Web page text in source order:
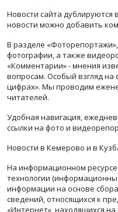
Новости сайта дублируются
новости можно добавить
В разделе
фотографии, а также
«Комментарии» - мнения
вопросам. Особый взгляд на
цифрах». Мы проводим
читателей.
Удобная навигация,
ссылки на фото и
Новости в Кемерово и в
На информационном
технологии
информации на основе
сведений, относящихся к
«Интернет», находящихся